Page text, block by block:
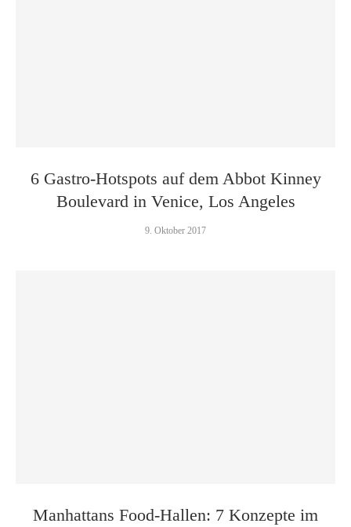
6 Gastro-Hotspots auf dem Abbot Kinney
Boulevard in Venice, Los Angeles
9. Oktober 2017
Manhattans Food-Hallen: 7 Konzepte im